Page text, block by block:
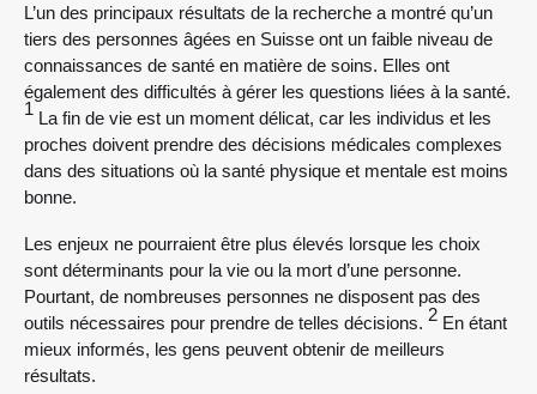
L’un des principaux résultats de la recherche a montré qu’un
tiers des personnes âgées en Suisse ont un faible niveau de
connaissances de santé en matière de soins. Elles ont
également des difficultés à gérer les questions liées à la santé.
1 La fin de vie est un moment délicat, car les individus et les
proches doivent prendre des décisions médicales complexes
dans des situations où la santé physique et mentale est moins
bonne.
Les enjeux ne pourraient être plus élevés lorsque les choix
sont déterminants pour la vie ou la mort d’une personne.
Pourtant, de nombreuses personnes ne disposent pas des
outils nécessaires pour prendre de telles décisions. 2 En étant
mieux informés, les gens peuvent obtenir de meilleurs
résultats.